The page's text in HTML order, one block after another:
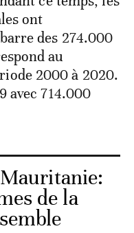
ont
des 274.000
au
2000 à 2020.
avec 714.000
de la